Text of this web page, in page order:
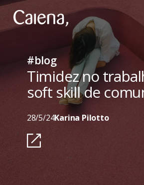
#blog
Timidez no
soft skill de
28/5/24Karina Pilotto